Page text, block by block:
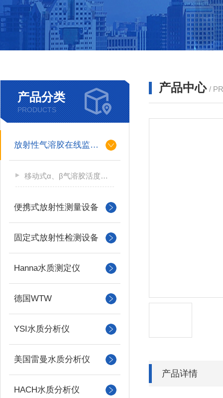
产品分类
PRODUCTS
放射性气溶胶在线监测仪
移动式α、β气溶胶活度测量仪
便携式放射性测量设备
固定式放射性检测设备
Hanna水质测定仪
德国WTW
YSI水质分析仪
美国雷曼水质分析仪
HACH水质分析仪
产品中心 /
产品详情